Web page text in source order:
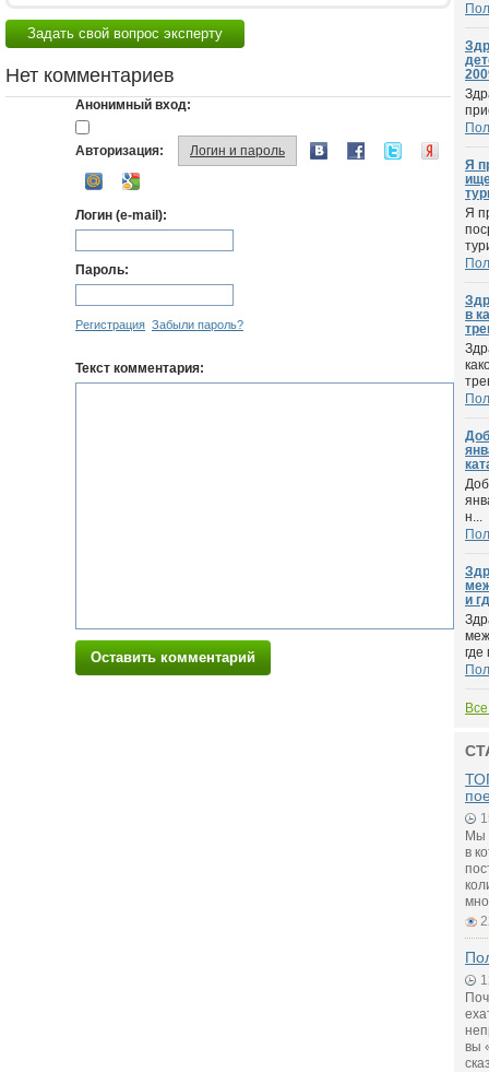
Задать свой вопрос эксперту
Нет комментариев
Анонимный вход:
Авторизация: Логин и пароль
Логин (e-mail):
Пароль:
Регистрация Забыли пароль?
Текст комментария:
Оставить комментарий
Я
Я
в
н...
и
где
Мы
в
вы